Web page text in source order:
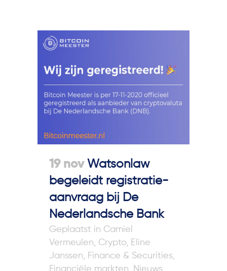
19 nov Watsonlaw
begeleidt registratie-
aanvraag bij De
Nederlandsche Bank
in Camiel
Vermeulen, Crypto, Eline
Janssen, Finance & Securities,
Financiële markten, Nieuws,